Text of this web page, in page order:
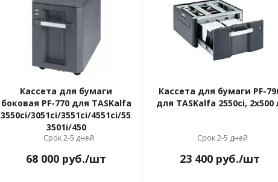
Кассета для бумаги
боковая PF-770 для TASKalfa
3550ci/3051ci/3551ci/4551ci/5551ci/TASKalfa
3501i/450
Срок 2-5 дней
68 000 руб./шт
Кассета для бумаги PF-
для TASKalfa 2550ci, 2х500
Срок 2-5 дней
23 400 руб./шт